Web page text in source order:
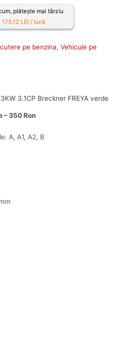
plătește mai târziu
175.12 LEI / lună
pe benzina, Vehicule pe
3.1CP Breckner FREYA verde
– 350 Ron
A, A1, A2, B